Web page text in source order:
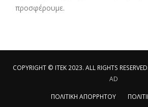
προσφέρουμε.
COPYRIGHT © ITEK 2023. ALL RIGHTS
AD
ΠΟΛΙΤΙΚΗ ΑΠΟΡΡΗΤΟΥ